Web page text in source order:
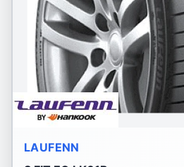
LAUFENN